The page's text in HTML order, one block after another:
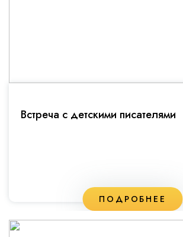
Встреча с детскими писателями
ПОДРОБНЕЕ